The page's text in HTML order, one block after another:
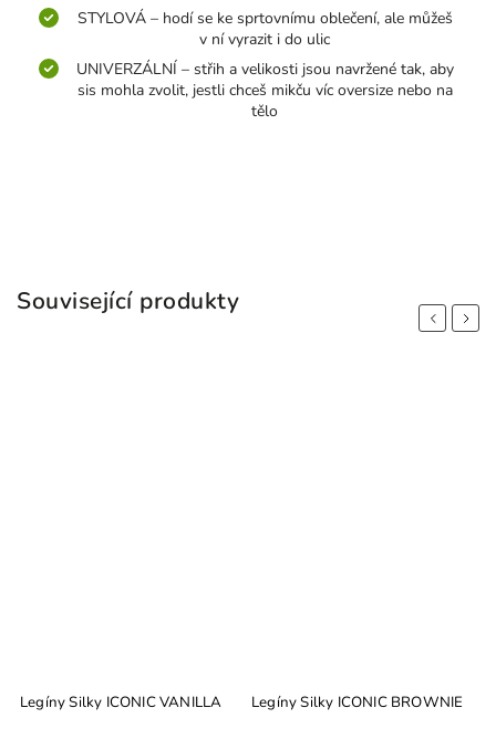
STYLOVÁ – hodí se ke sprtovnímu oblečení, ale můžeš
v ní vyrazit i do ulic
UNIVERZÁLNÍ – střih a velikosti jsou navržené tak, aby
sis mohla zvolit, jestli chceš mikču víc oversize nebo na
tělo
Související produkty
Previous
Legíny Silky ICONIC VANILLA Legíny Silky ICONIC BROWNIE
Next